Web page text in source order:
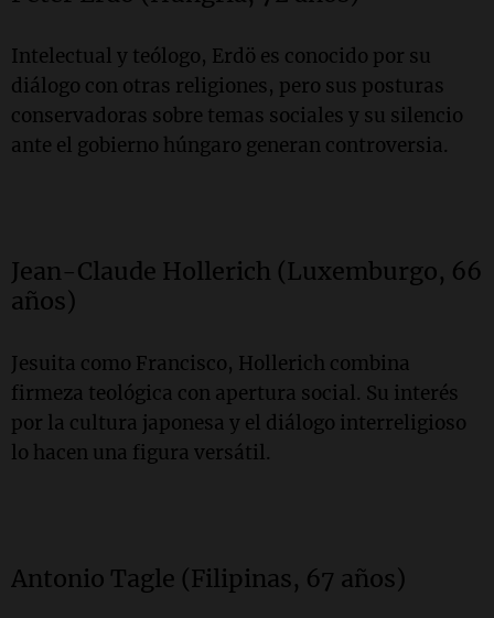
Intelectual y teólogo, Erdö es conocido por su
diálogo con otras religiones, pero sus posturas
conservadoras sobre temas sociales y su silencio
ante el gobierno húngaro generan controversia.
Jean-Claude Hollerich (Luxemburgo, 66
años)
Jesuita como Francisco, Hollerich combina
firmeza teológica con apertura social. Su interés
por la cultura japonesa y el diálogo interreligioso
lo hacen una figura versátil.
Antonio Tagle (Filipinas, 67 años)